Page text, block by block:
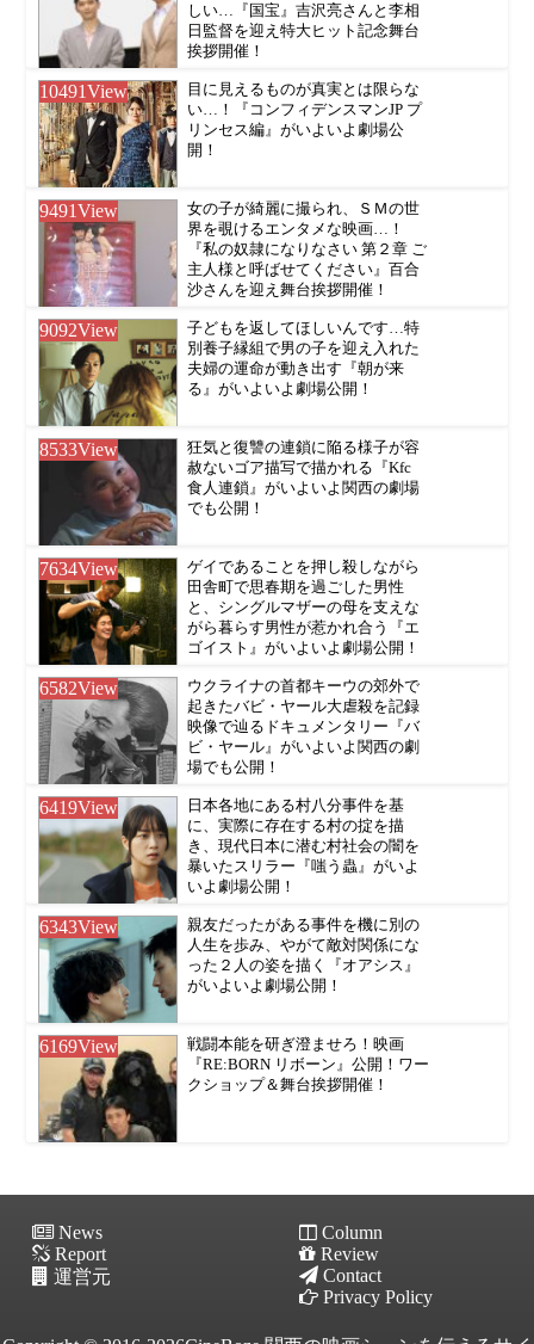
しい…『国宝』吉沢亮さんと李相
日監督を迎え特大ヒット記念舞台
挨拶開催！
10491View
目に見えるものが真実とは限らな
い…！『コンフィデンスマンJP プ
リンセス編』がいよいよ劇場公
開！
9491View
女の子が綺麗に撮られ、ＳＭの世
界を覗けるエンタメな映画…！
『私の奴隷になりなさい 第２章 ご
主人様と呼ばせてください』百合
沙さんを迎え舞台挨拶開催！
9092View
子どもを返してほしいんです…特
別養子縁組で男の子を迎え入れた
夫婦の運命が動き出す『朝が来
る』がいよいよ劇場公開！
8533View
狂気と復讐の連鎖に陥る様子が容
赦ないゴア描写で描かれる『Kfc
食人連鎖』がいよいよ関西の劇場
でも公開！
7634View
ゲイであることを押し殺しながら
田舎町で思春期を過ごした男性
と、シングルマザーの母を支えな
がら暮らす男性が惹かれ合う『エ
ゴイスト』がいよいよ劇場公開！
6582View
ウクライナの首都キーウの郊外で
起きたバビ・ヤール大虐殺を記録
映像で辿るドキュメンタリー『バ
ビ・ヤール』がいよいよ関西の劇
場でも公開！
6419View
日本各地にある村八分事件を基
に、実際に存在する村の掟を描
き、現代日本に潜む村社会の闇を
暴いたスリラー『嗤う蟲』がいよ
いよ劇場公開！
6343View
親友だったがある事件を機に別の
人生を歩み、やがて敵対関係にな
った２人の姿を描く『オアシス』
がいよいよ劇場公開！
6169View
戦闘本能を研ぎ澄ませろ！映画
『RE:BORN リボーン』公開！ワー
クショップ＆舞台挨拶開催！
News
Column
Report
Review
運営元
Contact
Privacy Policy